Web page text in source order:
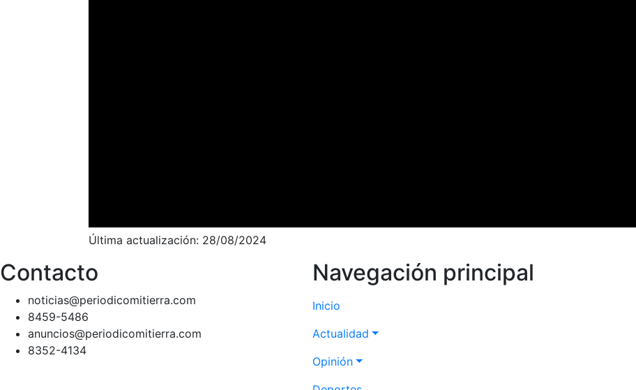
Última actualización: 28/08/2024
Contacto
noticias@periodicomitierra.com
8459-5486
anuncios@periodicomitierra.com
8352-4134
Navegación principal
Inicio
Actualidad
Opinión